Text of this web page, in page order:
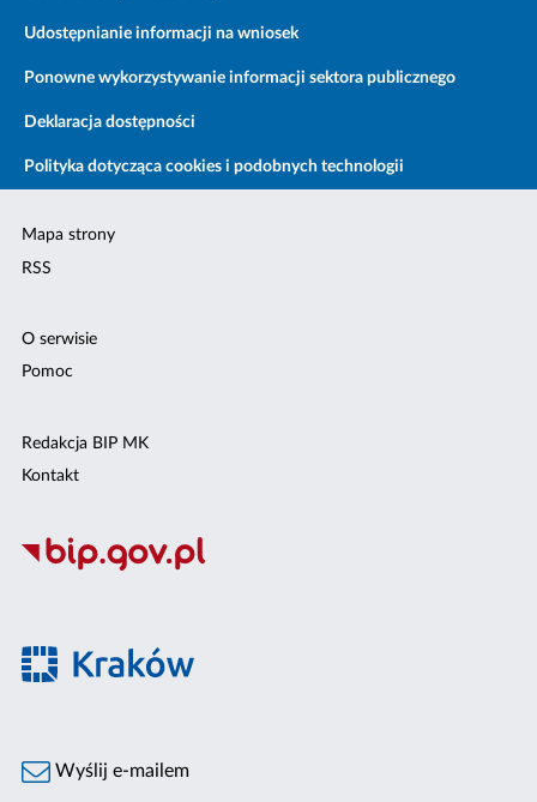
Udostępnianie informacji na wniosek
Ponowne wykorzystywanie informacji sektora publicznego
Deklaracja dostępności
Polityka dotycząca cookies i podobnych technologii
Mapa strony
RSS
O serwisie
Pomoc
Redakcja BIP MK
Kontakt
Wyślij e-mailem